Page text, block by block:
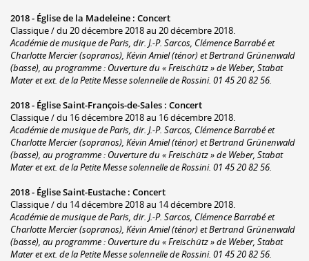
2018 - Église de la Madeleine : Concert
Classique / du 20 décembre 2018 au 20 décembre 2018.
Académie de musique de Paris, dir. J.-P. Sarcos, Clémence Barrabé et
Charlotte Mercier (sopranos), Kévin Amiel (ténor) et Bertrand Grünenwald
(basse), au programme : Ouverture du « Freischütz » de Weber, Stabat
Mater et ext. de la Petite Messe solennelle de Rossini. 01 45 20 82 56.
2018 - Église Saint-François-de-Sales : Concert
Classique / du 16 décembre 2018 au 16 décembre 2018.
Académie de musique de Paris, dir. J.-P. Sarcos, Clémence Barrabé et
Charlotte Mercier (sopranos), Kévin Amiel (ténor) et Bertrand Grünenwald
(basse), au programme : Ouverture du « Freischütz » de Weber, Stabat
Mater et ext. de la Petite Messe solennelle de Rossini. 01 45 20 82 56.
2018 - Église Saint-Eustache : Concert
Classique / du 14 décembre 2018 au 14 décembre 2018.
Académie de musique de Paris, dir. J.-P. Sarcos, Clémence Barrabé et
Charlotte Mercier (sopranos), Kévin Amiel (ténor) et Bertrand Grünenwald
(basse), au programme : Ouverture du « Freischütz » de Weber, Stabat
Mater et ext. de la Petite Messe solennelle de Rossini. 01 45 20 82 56.